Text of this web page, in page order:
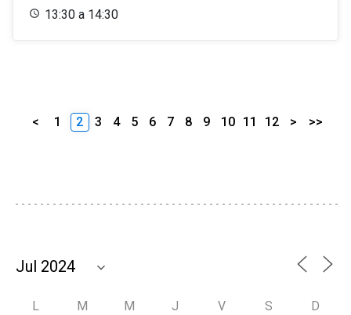
13:30 a 14:30
< 1 2 3 4 5 6 7 8 9 10 11 12 > >>
L M M J V S D